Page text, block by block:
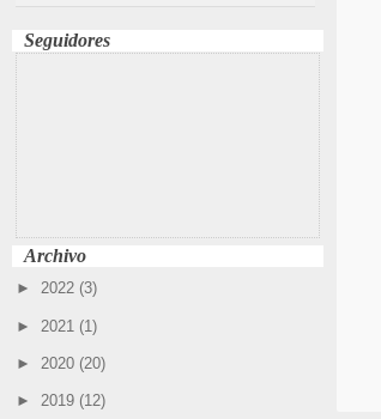
Seguidores
Archivo
► 2022 (3)
► 2021 (1)
► 2020 (20)
► 2019 (12)